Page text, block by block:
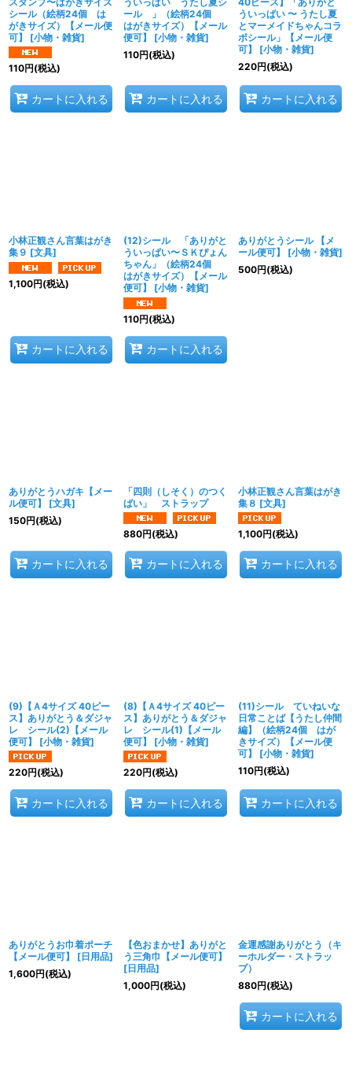
シール（絵柄24個 は
がきサイズ）【メール便
可】
[小物・雑貨]
110円(税込)
カートに入れる
ール 」（絵柄24個
はがきサイズ）【メール
便可】
[小物・雑貨]
110円(税込)
カートに入れる
ういっぱい 〜 うたし夏
とマーメイドちゃんコラ
ボシール」【メール便
可】
[小物・雑貨]
220円(税込)
カートに入れる
小林正観さん言葉はがき
集９ [文具]
1,100円(税込)
カートに入れる
(12)シール 「ありがと
ういっぱい〜ＳＫぴょん
ちゃん」（絵柄24個
はがきサイズ）【メール
便可】
[小物・雑貨]
110円(税込)
カートに入れる
ありがとうシール 【メ
ール便可】
[小物・雑貨]
500円(税込)
ありがとうハガキ【メー
ル便可】
[文具]
150円(税込)
カートに入れる
「四則（しそく）のつく
ばい」 ストラップ
880円(税込)
カートに入れる
小林正観さん言葉はがき
集８ [文具]
1,100円(税込)
カートに入れる
(9)【Ａ4サイズ 40ピー
ス】ありがとう＆ダジャ
レ シール(2)【メール
便可】
[小物・雑貨]
220円(税込)
カートに入れる
(8)【Ａ4サイズ 40ピー
ス】ありがとう＆ダジャ
レ シール(1)【メール
便可】
[小物・雑貨]
220円(税込)
カートに入れる
(11)シール ていねいな
日常ことば【うたし仲間
編】（絵柄24個 はが
きサイズ）【メール便
可】
[小物・雑貨]
110円(税込)
カートに入れる
ありがとうお巾着ポーチ
【メール便可】
[日用品]
1,600円(税込)
【色おまかせ】ありがと
う三角巾【メール便可】
[日用品]
1,000円(税込)
金運感謝ありがとう（キ
ーホルダー・ストラッ
プ）
880円(税込)
カートに入れる